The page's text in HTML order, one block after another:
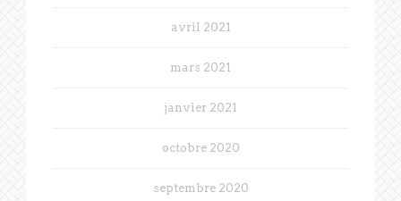
avril 2021
mars 2021
janvier 2021
octobre 2020
septembre 2020